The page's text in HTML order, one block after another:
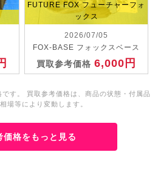
FUTURE FOX フューチャーフォ
ックス
2026/07/05
FOX-BASE フォックスベース
買取参考価格6,000円
す。 買取参考価格は、商品の状態・付属品
場等により変動します。
価格をもっと見る